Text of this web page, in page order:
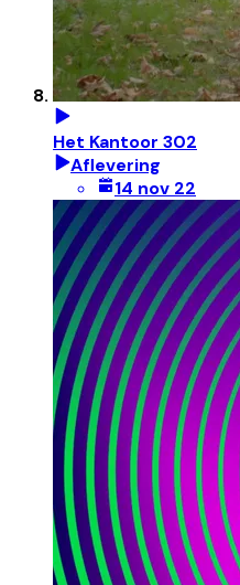
Het Kantoor 302
Aflevering
14 nov 22